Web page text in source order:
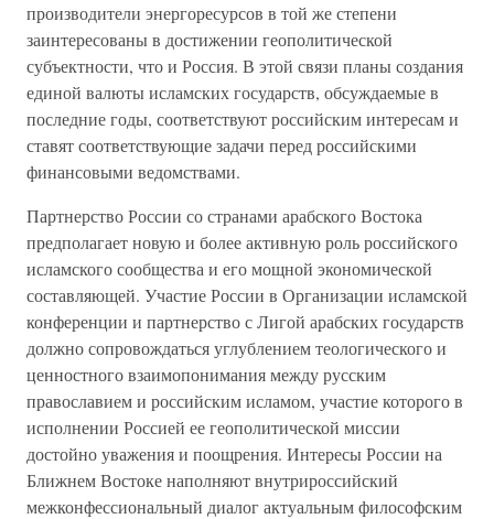
производители энергоресурсов в той же степени
заинтересованы в достижении геополитической
субъектности, что и Россия. В этой связи планы создания
единой валюты исламских государств, обсуждаемые в
последние годы, соответствуют российским интересам и
ставят соответствующие задачи перед российскими
финансовыми ведомствами.
Партнерство России со странами арабского Востока
предполагает новую и более активную роль российского
исламского сообщества и его мощной экономической
составляющей. Участие России в Организации исламской
конференции и партнерство с Лигой арабских государств
должно сопровождаться углублением теологического и
ценностного взаимопонимания между русским
православием и российским исламом, участие которого в
исполнении Россией ее геополитической миссии
достойно уважения и поощрения. Интересы России на
Ближнем Востоке наполняют внутрироссийский
межконфессиональный диалог актуальным философским